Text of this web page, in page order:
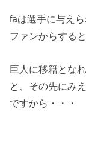
faは選手に与え
ファンからする
巨人に移籍とな
と、その先にみ
ですから・・・